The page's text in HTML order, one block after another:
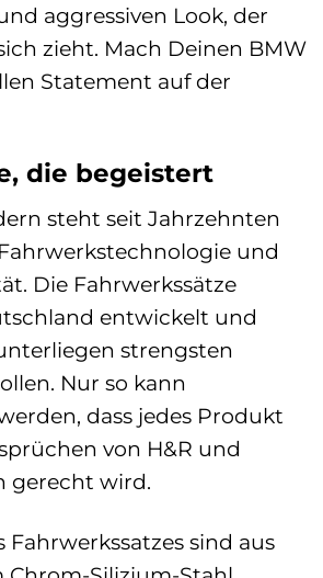
aggressiven Look, der
zieht. Mach Deinen BMW
Statement auf der
die begeistert
steht seit Jahrzehnten
und
Die Fahrwerkssätze
entwickelt und
strengsten
Nur so kann
dass jedes Produkt
von H&R und
gerecht wird.
Fahrwerkssatzes sind aus